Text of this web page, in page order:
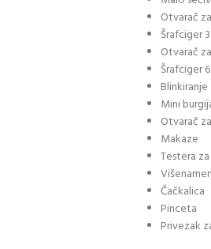
Otvarač
Šrafciger
Otvarač
Šrafciger
Blinkiranje
Mini
Otvarač
Makaze
Testera
Čačkalica
Pinceta
Privezak